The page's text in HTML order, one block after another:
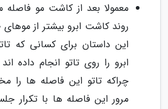
معمولا بعد از کاشت مو
روند کاشت ابرو بیشتر از
این داستان برای کسانی که
ابرو را روی تاتو انجام داده
چراکه تاتو این فاصله ها را
مرور این فاصله ها با تکرار